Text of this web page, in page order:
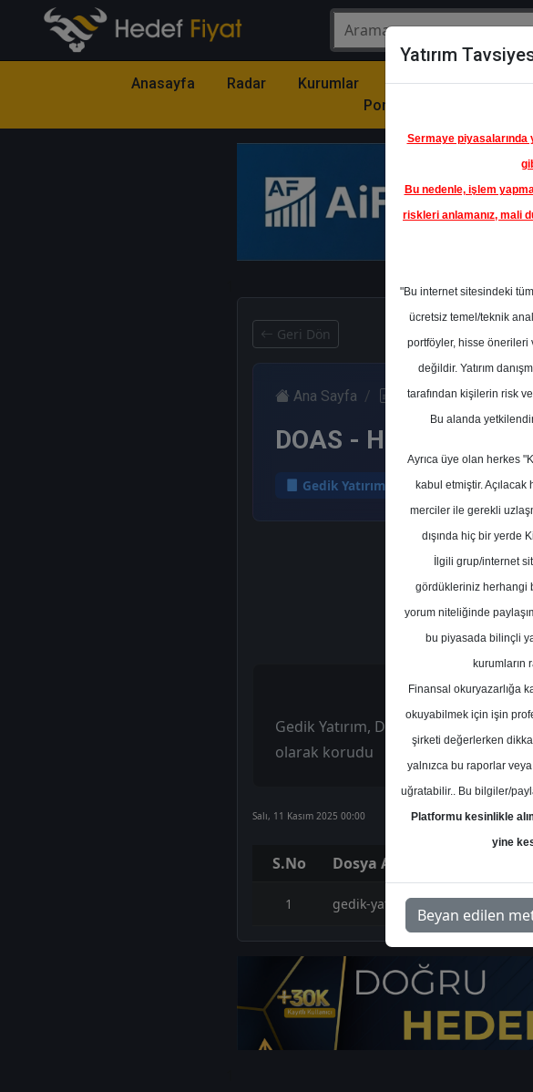
Anasayfa Radar Kurumlar
Model
Portföy
Hisse
Geri Dön
Ana Sayfa Raporlar Gedik
DOAS - Hedef Fiyat
Gedik Yatırım 11 Kasım 2025
Gedik Yatırım, DOAS - Doğuş
olarak korudu
Salı, 11 Kasım 2025 00:00
S.No Dosya Adı
1 gedik-yatirim-doas-hisse-hedef-
Yatırım
Sermaye piyasalarında
Bu nedenle, işlem
riskleri anlamanız, mali
"Bu internet sitesindeki
ücretsiz temel/teknik
portföyler, hisse önerileri
değildir. Yatırım
tarafından kişilerin risk
Bu alanda
Ayrıca üye olan herkes
kabul etmiştir.
merciler ile gerekli
dışında hiç bir yerde
İlgili grup/internet
gördükleriniz herhangi
yorum niteliğinde
bu piyasada bilinçli
kurumların
Finansal okuryazarlığa
okuyabilmek için işin
şirketi değerlerken
yalnızca bu raporlar
uğratabilir.. Bu bilgiler/
Platformu kesinlikle
yine